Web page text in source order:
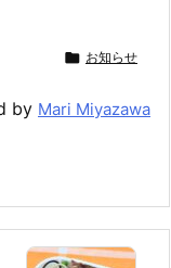
 お知らせ
by Mari Miyazawa